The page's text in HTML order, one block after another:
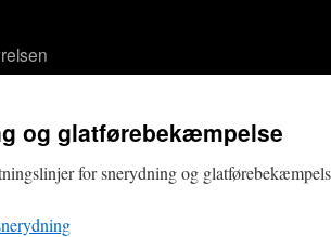
og glatførebekæmpelse
for snerydning og